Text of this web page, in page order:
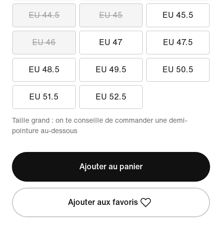
EU 44.5 EU 45 EU 45.5
EU 46 EU 47 EU 47.5
EU 48.5 EU 49.5 EU 50.5
EU 51.5 EU 52.5
Taille grand : on te conseille de commander une demi-
pointure au-dessous
Ajouter au panier
Ajouter aux favoris